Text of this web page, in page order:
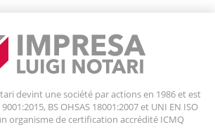
devint une société par actions en 1986 et est
BS OHSAS 18001:2007 et UNI EN ISO
organisme de certification accrédité ICMQ